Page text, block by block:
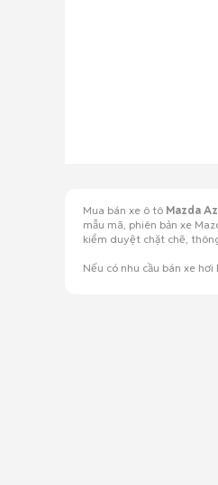
Mua bán xe ô tô Mazda
mẫu mã, phiên bản xe
kiểm duyệt chặt chẽ,
Nếu có nhu cầu bán xe